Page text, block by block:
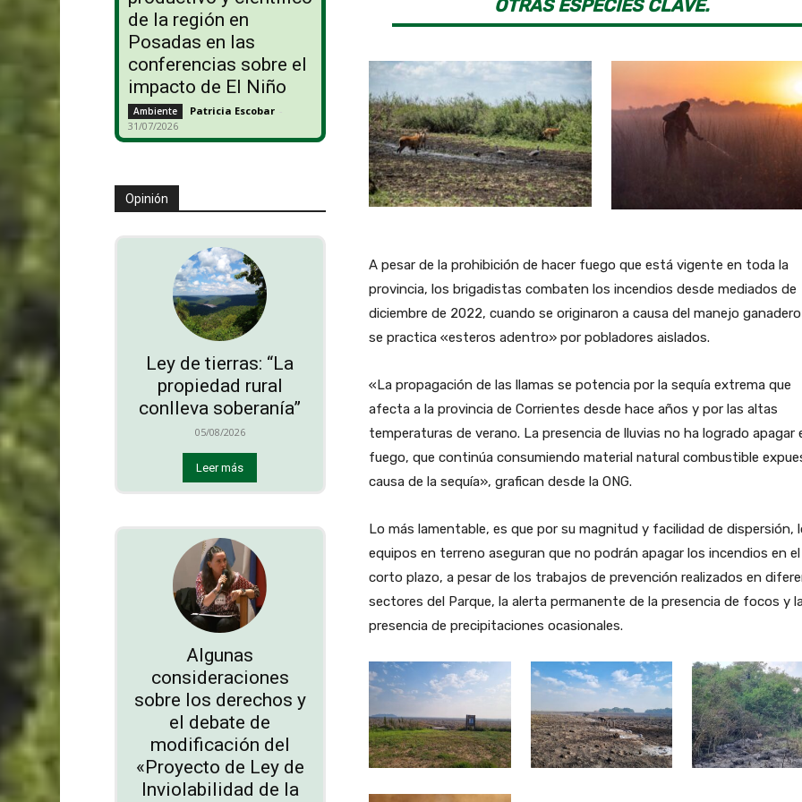
de la región en
Posadas en las
conferencias sobre el
impacto de El Niño
Ambiente Patricia Escobar -
31/07/2026
Opinión
Ley de tierras: “La
propiedad rural
conlleva soberanía”
05/08/2026
Leer más
Algunas
consideraciones
sobre los derechos y
el debate de
modificación del
«Proyecto de Ley de
Inviolabilidad de la
OTRAS ESPECIES CLAVE.
A pesar de la prohibición de hacer fuego que está vigente en toda la
provincia, los brigadistas combaten los incendios desde mediados de
diciembre de 2022, cuando se originaron a causa del manejo
se practica «esteros adentro» por pobladores aislados.
«La propagación de las llamas se potencia por la sequía extrema que
afecta a la provincia de Corrientes desde hace años y por las altas
temperaturas de verano. La presencia de lluvias no ha logrado apagar
fuego, que continúa consumiendo material natural combustible
causa de la sequía», grafican desde la ONG.
Lo más lamentable, es que por su magnitud y facilidad de dispersión,
equipos en terreno aseguran que no podrán apagar los incendios en el
corto plazo, a pesar de los trabajos de prevención realizados en
sectores del Parque, la alerta permanente de la presencia de focos y
presencia de precipitaciones ocasionales.